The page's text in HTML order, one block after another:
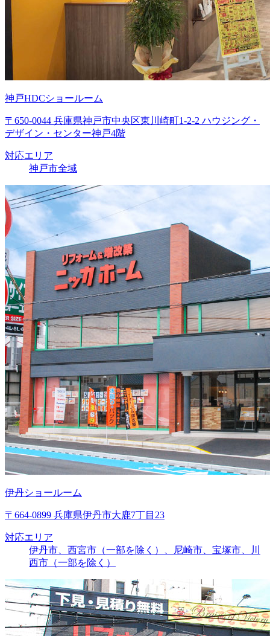
神戸HDCショールーム
〒650-0044 兵庫県神戸市中央区東川崎町1-2-2 ハウジング・
デザイン・センター神戸4階
対応エリア
神戸市全域
伊丹ショールーム
〒664-0899 兵庫県伊丹市大鹿7丁目23
対応エリア
伊丹市、西宮市（一部を除く）、尼崎市、宝塚市、川
西市（一部を除く）